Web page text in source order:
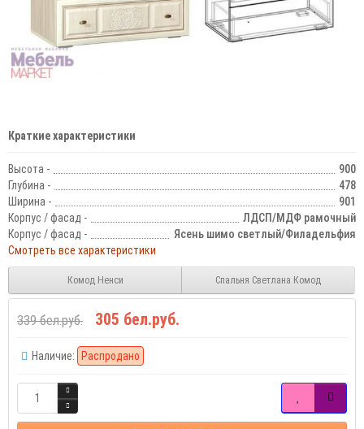
Краткие характеристики
Высота -
900
Глубина -
478
Ширина -
901
Корпус / фасад -
ЛДСП/МДФ рамочный
Корпус / фасад -
Ясень шимо светлый/Филадельфия
Смотреть все характеристики
Комод Ненси Спальня Светлана Комод
339 бел.руб. 305 бел.руб.
Наличие: Распродано